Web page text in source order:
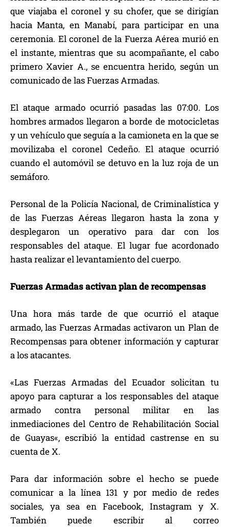
que viajaba el coronel y su chofer, que se dirigían
hacia Manta, en Manabí, para participar en una
ceremonia. El coronel de la Fuerza Aérea murió en
el instante, mientras que su acompañante, el cabo
primero Xavier A., se encuentra herido, según un
comunicado de las Fuerzas Armadas.
El ataque armado ocurrió pasadas las 07:00. Los
hombres armados llegaron a borde de motocicletas
y un vehículo que seguía a la camioneta en la que se
movilizaba el coronel Cedeño. El ataque ocurrió
cuando el automóvil se detuvo en la luz roja de un
semáforo.
Personal de la Policía Nacional, de Criminalística y
de las Fuerzas Aéreas llegaron hasta la zona y
desplegaron un operativo para dar con los
responsables del ataque. El lugar fue acordonado
hasta realizar el levantamiento del cuerpo.
Fuerzas Armadas activan plan de recompensas
Una hora más tarde de que ocurrió el ataque
armado, las Fuerzas Armadas activaron un Plan de
Recompensas para obtener información y capturar
a los atacantes.
«Las Fuerzas Armadas del Ecuador solicitan tu
apoyo para capturar a los responsables del ataque
armado contra personal militar en las
inmediaciones del Centro de Rehabilitación Social
de Guayas«, escribió la entidad castrense en su
cuenta de X.
Para dar información sobre el hecho se puede
comunicar a la línea 131 y por medio de redes
sociales, ya sea en Facebook, Instagram y X.
También puede escribir al correo